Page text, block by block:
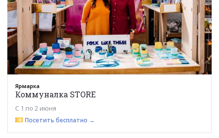
Ярмарка
Коммуналка STORE
С 1 по 2 июня
Посетить бесплатно →